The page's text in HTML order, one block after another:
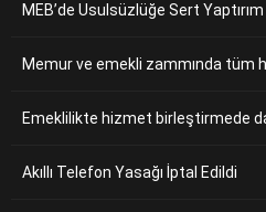
MEB’de Usulsüzlüğe Sert
Memur ve emekli zammında tüm
Emeklilikte hizmet birleştirmede
Akıllı Telefon Yasağı İptal Edildi